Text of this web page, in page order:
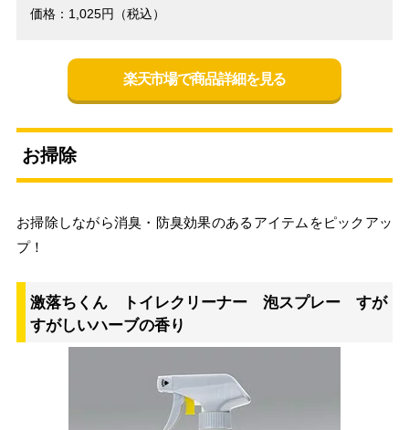
価格：1,025円（税込）
楽天市場で商品詳細を見る
お掃除
お掃除しながら消臭・防臭効果のあるアイテムをピックアッ
プ！
激落ちくん トイレクリーナー 泡スプレー すが
すがしいハーブの香り